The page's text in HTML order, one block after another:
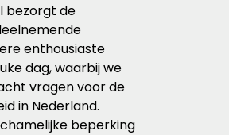
bezorgt de
enthousiaste
dag, waarbij we
vragen voor de
in Nederland.
beperking